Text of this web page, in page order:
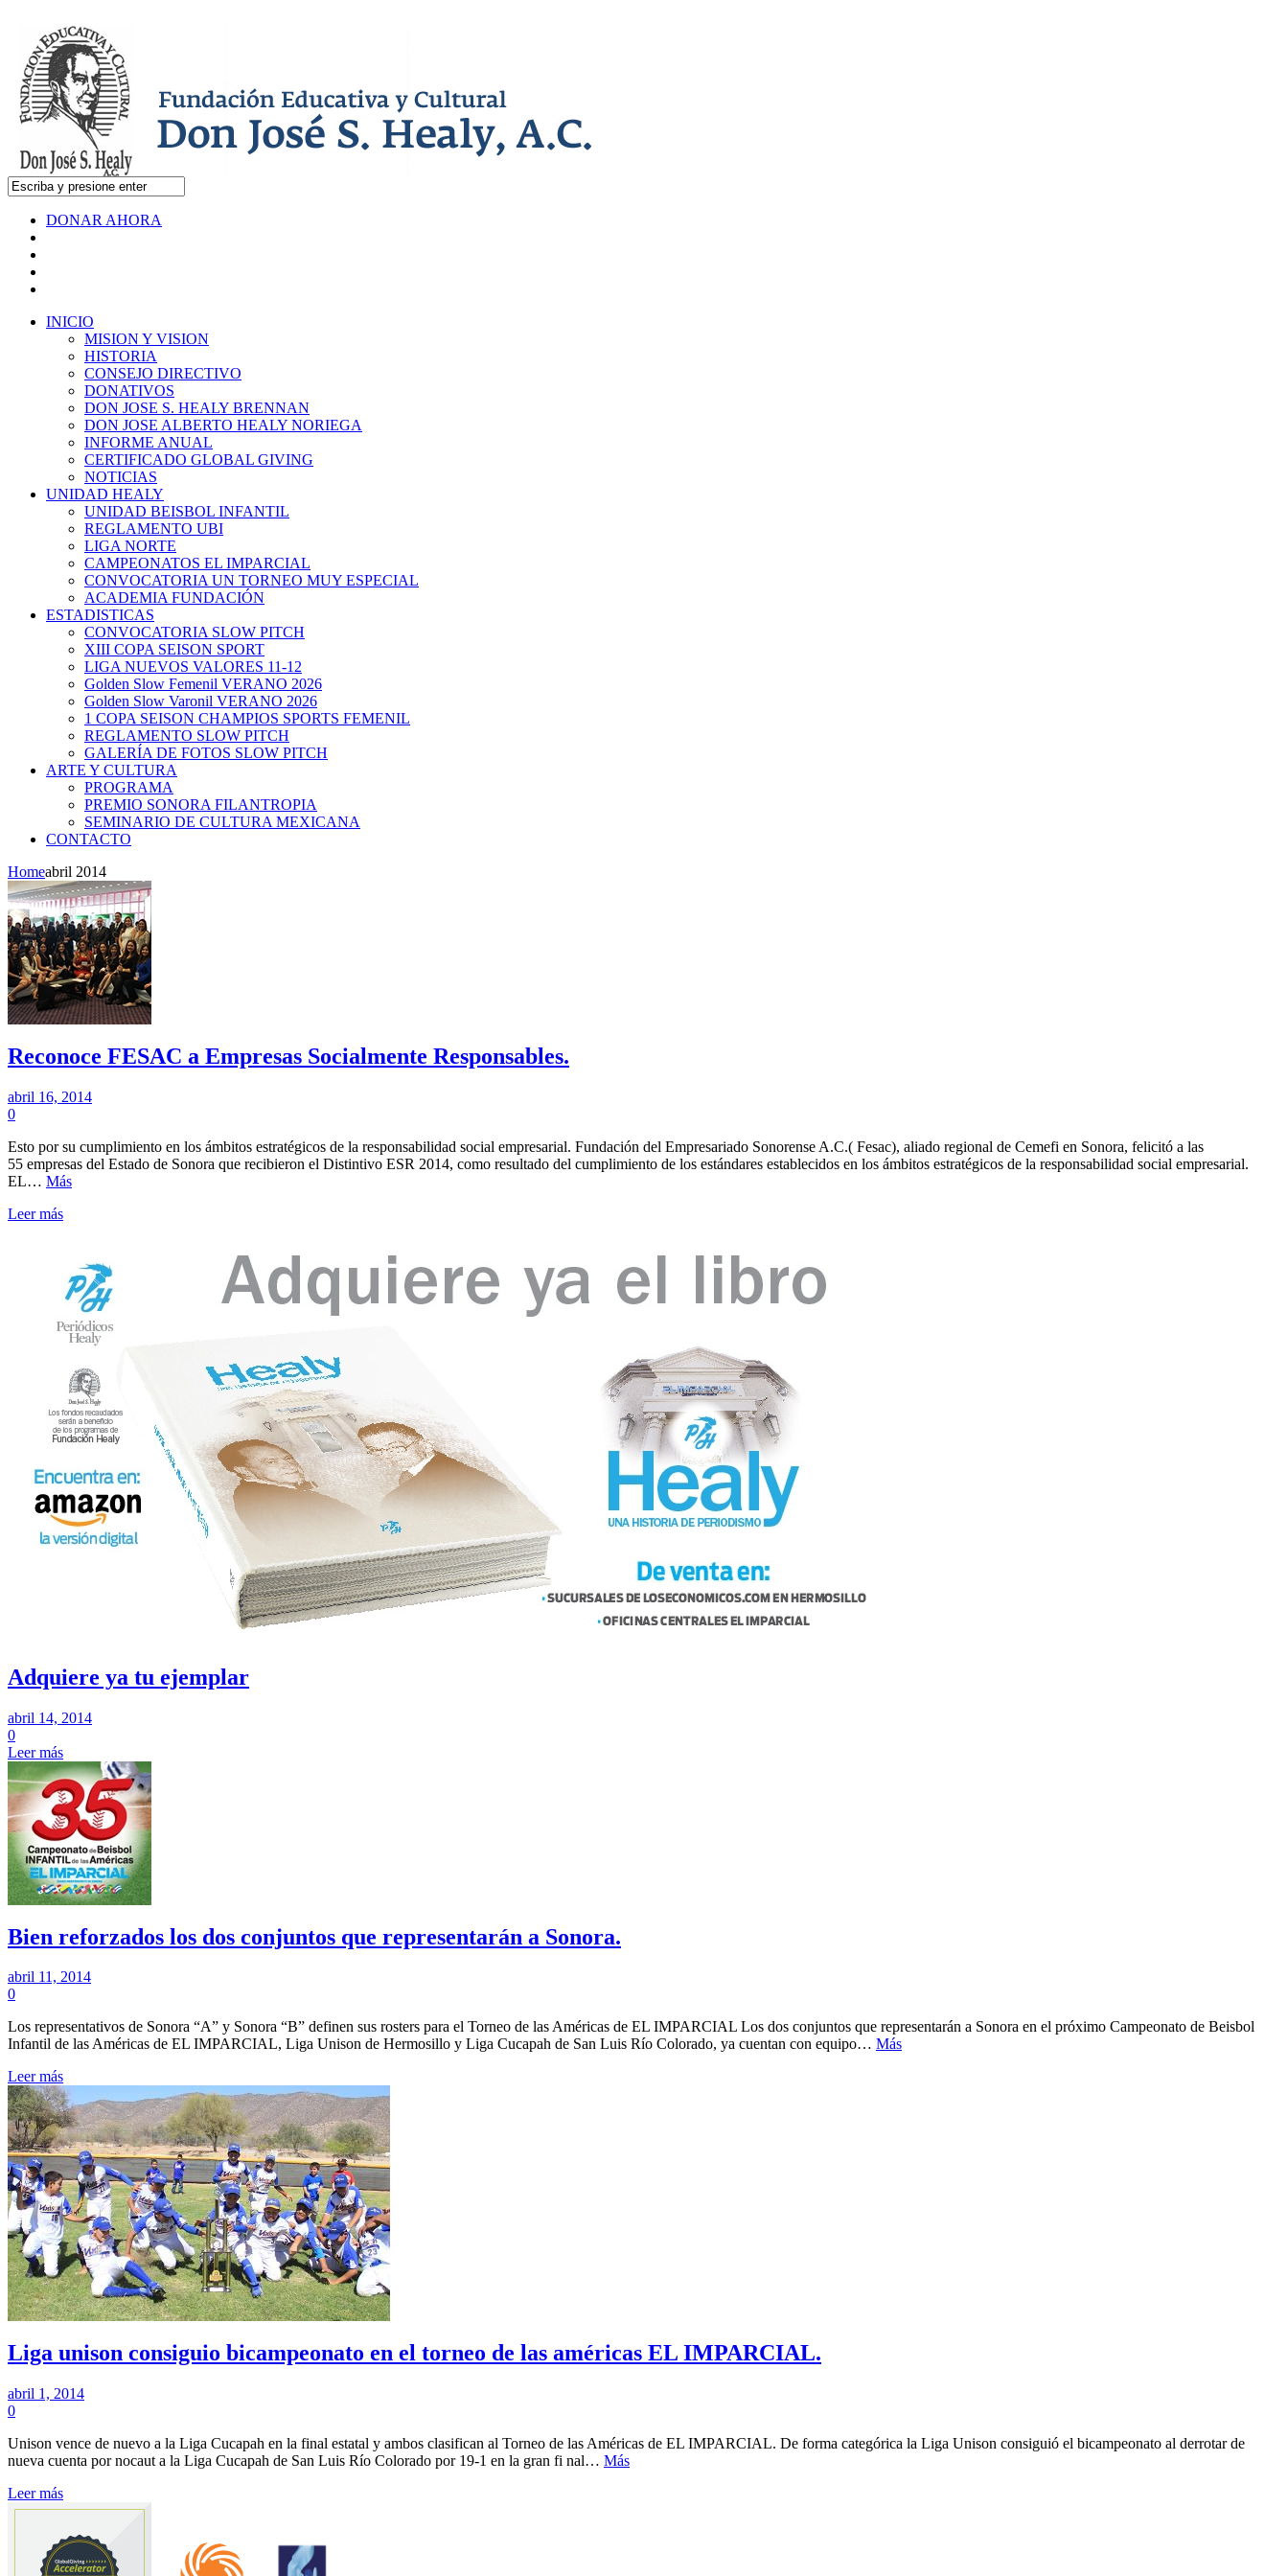
DONAR AHORA
INICIO
MISION Y VISION
HISTORIA
CONSEJO DIRECTIVO
DONATIVOS
DON JOSE S. HEALY BRENNAN
DON JOSE ALBERTO HEALY NORIEGA
INFORME ANUAL
CERTIFICADO GLOBAL GIVING
NOTICIAS
UNIDAD HEALY
UNIDAD BEISBOL INFANTIL
REGLAMENTO UBI
LIGA NORTE
CAMPEONATOS EL IMPARCIAL
CONVOCATORIA UN TORNEO MUY ESPECIAL
ACADEMIA FUNDACIÓN
ESTADISTICAS
CONVOCATORIA SLOW PITCH
XIII COPA SEISON SPORT
LIGA NUEVOS VALORES 11-12
Golden Slow Femenil VERANO 2026
Golden Slow Varonil VERANO 2026
1 COPA SEISON CHAMPIOS SPORTS FEMENIL
REGLAMENTO SLOW PITCH
GALERÍA DE FOTOS SLOW PITCH
ARTE Y CULTURA
PROGRAMA
PREMIO SONORA FILANTROPIA
SEMINARIO DE CULTURA MEXICANA
CONTACTO
Homeabril 2014
Reconoce FESAC a Empresas Socialmente Responsables.
abril 16, 2014
0
Esto por su cumplimiento en los ámbitos estratégicos de la responsabilidad social empresarial. Fundación del Empresariado Sonorense A.C.( Fesac), aliado regional de Cemefi en Sonora, felicitó a las
55 empresas del Estado de Sonora que recibieron el Distintivo ESR 2014, como resultado del cumplimiento de los estándares establecidos en los ámbitos estratégicos de la responsabilidad social empresarial.
EL… Más
Leer más
Adquiere ya tu ejemplar
abril 14, 2014
0
Leer más
Bien reforzados los dos conjuntos que representarán a Sonora.
abril 11, 2014
0
Los representativos de Sonora “A” y Sonora “B” definen sus rosters para el Torneo de las Américas de EL IMPARCIAL Los dos conjuntos que representarán a Sonora en el próximo Campeonato de Beisbol
Infantil de las Américas de EL IMPARCIAL, Liga Unison de Hermosillo y Liga Cucapah de San Luis Río Colorado, ya cuentan con equipo… Más
Leer más
Liga unison consiguio bicampeonato en el torneo de las américas EL IMPARCIAL.
abril 1, 2014
0
Unison vence de nuevo a la Liga Cucapah en la final estatal y ambos clasifican al Torneo de las Américas de EL IMPARCIAL. De forma categórica la Liga Unison consiguió el bicampeonato al derrotar de
nueva cuenta por nocaut a la Liga Cucapah de San Luis Río Colorado por 19-1 en la gran fi nal… Más
Leer más